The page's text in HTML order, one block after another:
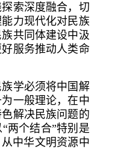
索深度融合，切
力现代化对民族
共同体建设中汲
服务推动人类命
学必须将中国解
一般理论，在中
解决民族问题的
两个结合”特别是
中华文明资源中